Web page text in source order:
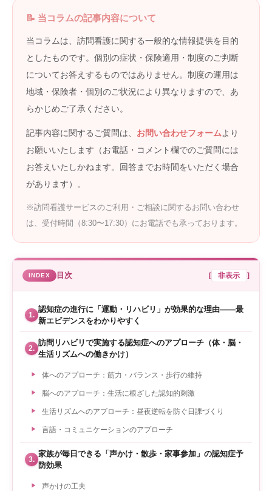
📝 当コラムの記事内容について
当コラムは、訪問看護に関する一般的な情報提供を目的
としたものです。個別の症状・保険適用・制度のご判断
についてお答えするものではありません。制度の運用は
地域・保険者・個別のご状況により異なりますので、あ
らかじめご了承ください。
記事内容に関するご質問は、 お問い合わせフォームより
お願いいたします（お電話・コメント欄でのご質問には
お答えいたしかねます。回答までお時間をいただく場合
があります）。
※訪問看護サービスのご利用・ご相談に関するお問い合わせ
は、受付時間（8:30〜17:30）にお電話でも承っております。
目次 [ 非表示 ]
1.
認知症の進行に「運動・リハビリ」が効果的な理由——最
新エビデンスをわかりやすく
2.
訪問リハビリで実施する認知症へのアプローチ（体・脳・
生活リズムへの働きかけ）
体へのアプローチ：筋力・バランス・歩行の維持
脳へのアプローチ：生活に根ざした認知的刺激
生活リズムへのアプローチ：昼夜逆転を防ぐ日課づくり
言語・コミュニケーションのアプローチ
3.
家族が毎日できる「声かけ・散歩・家事参加」の認知症予
防効果
声かけの工夫